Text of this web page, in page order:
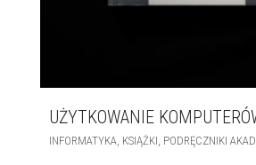
UŻYTKOWANIE
INFORMATYKA KSIĄŻKI PODRĘCZNIKI